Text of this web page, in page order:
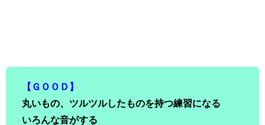
【ＧＯＯＤ】
丸いもの、ツルツルしたものを持つ練習になる
いろんな音がする